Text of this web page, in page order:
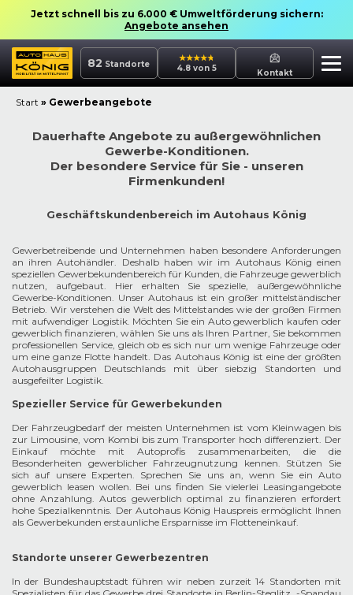
Jetzt schnell bis zu 6.000 € Umweltförderung sichern:
Angebote ansehen
82 Standorte 4.8 von 5 Kontakt
Start » Gewerbeangebote
Dauerhafte Angebote zu außergewöhnlichen
Gewerbe-Konditionen.
Der besondere Service für Sie - unseren
Firmenkunden!
Geschäftskundenbereich im Autohaus König
Gewerbetreibende und Unternehmen haben besondere Anforderungen
an ihren Autohändler. Deshalb haben wir im Autohaus König einen
speziellen Gewerbekundenbereich für Kunden, die Fahrzeuge gewerblich
nutzen, aufgebaut. Hier erhalten Sie spezielle, außergewöhnliche
Gewerbe-Konditionen. Unser Autohaus ist ein großer mittelständischer
Betrieb. Wir verstehen die Welt des Mittelstandes wie der großen Firmen
mit aufwendiger Logistik. Möchten Sie ein Auto gewerblich kaufen oder
gewerblich finanzieren, wählen Sie uns als Ihren Partner, Sie bekommen
professionellen Service, gleich ob es sich nur um wenige Fahrzeuge oder
um eine ganze Flotte handelt. Das Autohaus König ist eine der größten
Autohausgruppen Deutschlands mit über siebzig Standorten und
ausgefeilter Logistik.
Spezieller Service für Gewerbekunden
Der Fahrzeugbedarf der meisten Unternehmen ist vom Kleinwagen bis
zur Limousine, vom Kombi bis zum Transporter hoch differenziert. Der
Einkauf möchte mit Autoprofis zusammenarbeiten, die die
Besonderheiten gewerblicher Fahrzeugnutzung kennen. Stützen Sie
sich auf unsere Experten. Sprechen Sie uns an, wenn Sie ein Auto
gewerblich leasen wollen. Bei uns finden Sie vielerlei Leasingangebote
ohne Anzahlung. Autos gewerblich optimal zu finanzieren erfordert
hohe Spezialkenntnis. Der Autohaus König Hauspreis ermöglicht Ihnen
als Gewerbekunden erstaunliche Ersparnisse im Flotteneinkauf.
Standorte unserer Gewerbezentren
In der Bundeshauptstadt führen wir neben zurzeit 14 Standorten mit